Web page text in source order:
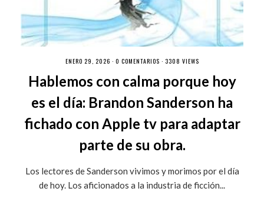
ENERO 29, 2026 · 0 COMENTARIOS · 3308 VIEWS
Hablemos con calma porque hoy
es el día: Brandon Sanderson ha
fichado con Apple tv para adaptar
parte de su obra.
Los lectores de Sanderson vivimos y morimos por el día
de hoy. Los aficionados a la industria de ficción...